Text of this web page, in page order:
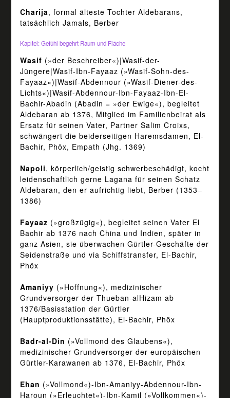
Charija, formal älteste Tochter Aldebarans,
tatsächlich Jamals, Berber
Kapitel: Gefühl begehrt Raum und Fläche
Wasif (»der Beschreiber«)|Wasif-der-
Jüngere|Wasif-Ibn-Fayaaz (»Wasif-Sohn-des-
Fayaaz«)|Wasif-Abdennour (»Wasif-Diener-des-
Lichts«)|Wasif-Abdennour-Ibn-Fayaaz-Ibn-El-
Bachir-Abadin (Abadin = »der Ewige«), begleitet
Aldebaran ab 1376, Mitglied im Familienbeirat als
Ersatz für seinen Vater, Partner Salim Croixs,
schwängert die beiderseitigen Haremsdamen, El-
Bachir, Phöx, Empath (Jhg. 1369)
Napoli, körperlich/geistig schwerbeschädigt, kocht
leidenschaftlich gerne Lagana für seinen Schatz
Aldebaran, den er aufrichtig liebt, Berber (1353–
1386)
Fayaaz (»großzügig«), begleitet seinen Vater El
Bachir ab 1376 nach China und Indien, später in
ganz Asien, sie überwachen Gürtler-Geschäfte der
Seidenstraße und via Schiffstransfer, El-Bachir,
Phöx
Amaniyy (»Hoffnung«), medizinischer
Grundversorger der Thueban-alHizam ab
1376/Basisstation der Gürtler
(Hauptproduktionsstätte), El-Bachir, Phöx
Badr-al-Din (»Vollmond des Glaubens«),
medizinischer Grundversorger der europäischen
Gürtler-Karawanen ab 1376, El-Bachir, Phöx
Ehan (»Vollmond«)-Ibn-Amaniyy-Abdennour-Ibn-
Haroun (»Erleuchtet«)-Ibn-Kamil (»Vollkommen«)-